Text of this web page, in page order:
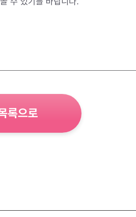
록으로